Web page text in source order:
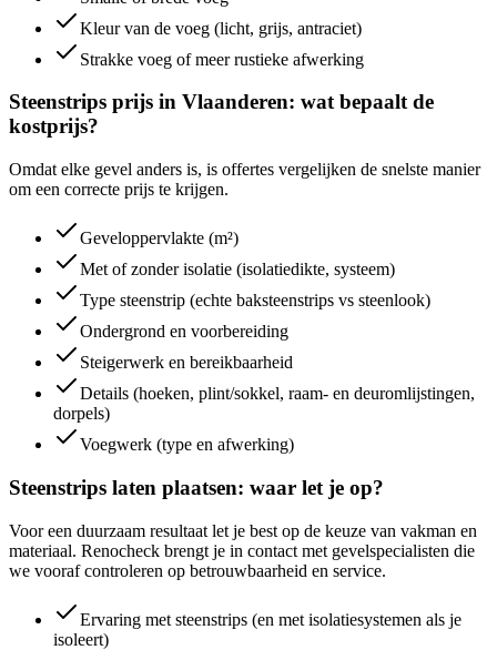
Kleur van de voeg (licht, grijs, antraciet)
Strakke voeg of meer rustieke afwerking
Steenstrips prijs in Vlaanderen: wat bepaalt de
kostprijs?
Omdat elke gevel anders is, is offertes vergelijken de snelste manier
om een correcte prijs te krijgen.
Geveloppervlakte (m²)
Met of zonder isolatie (isolatiedikte, systeem)
Type steenstrip (echte baksteenstrips vs steenlook)
Ondergrond en voorbereiding
Steigerwerk en bereikbaarheid
Details (hoeken, plint/sokkel, raam- en deuromlijstingen,
dorpels)
Voegwerk (type en afwerking)
Steenstrips laten plaatsen: waar let je op?
Voor een duurzaam resultaat let je best op de keuze van vakman en
materiaal. Renocheck brengt je in contact met gevelspecialisten die
we vooraf controleren op betrouwbaarheid en service.
Ervaring met steenstrips (en met isolatiesystemen als je
isoleert)